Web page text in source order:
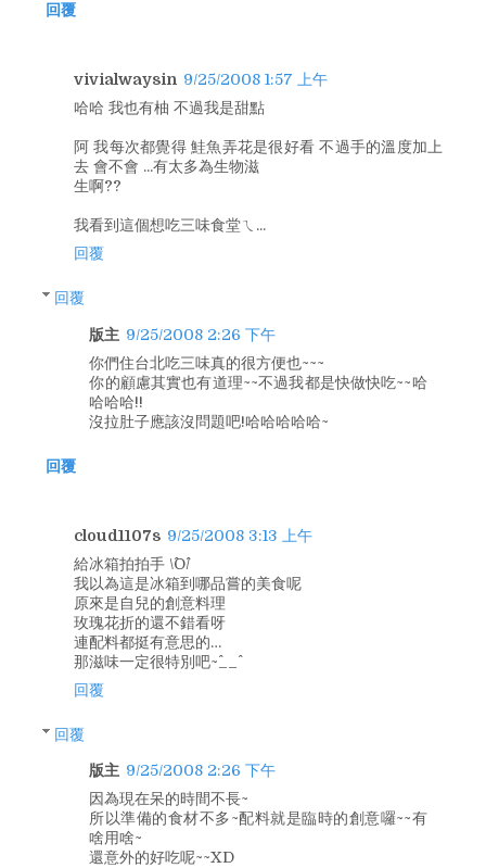
回覆
vivialwaysin 9/25/2008 1:57 上午
哈哈 我也有柚 不過我是甜點
阿 我每次都覺得 鮭魚弄花是很好看 不過手的溫度加上
去 會不會 ...有太多為生物滋
生啊??
我看到這個想吃三味食堂ㄟ...
回覆
回覆
版主 9/25/2008 2:26 下午
你們住台北吃三味真的很方便也~~~
你的顧慮其實也有道理~~不過我都是快做快吃~~哈
哈哈哈!!
沒拉肚子應該沒問題吧!哈哈哈哈哈~
回覆
cloud1107s 9/25/2008 3:13 上午
給冰箱拍拍手 \^O^/
我以為這是冰箱到哪品嘗的美食呢
原來是自兒的創意料理
玫瑰花折的還不錯看呀
連配料都挺有意思的…
那滋味一定很特別吧~^__^
回覆
回覆
版主 9/25/2008 2:26 下午
因為現在呆的時間不長~
所以準備的食材不多~配料就是臨時的創意囉~~有
啥用啥~
還意外的好吃呢~~XD